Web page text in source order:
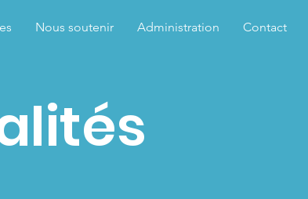
Nous soutenir Administration Contact